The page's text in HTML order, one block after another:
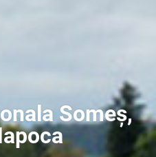
Someș,